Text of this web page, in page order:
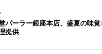
パーラー銀座本店、盛夏の味
提供